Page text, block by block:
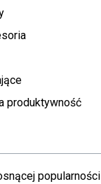
produktywność
popularności